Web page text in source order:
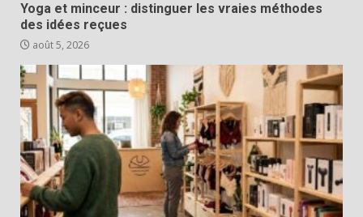
Yoga et minceur : distinguer les vraies méthodes
des idées reçues
août 5, 2026